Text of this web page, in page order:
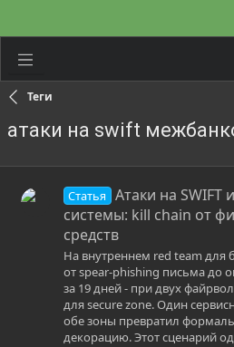
Теги
атаки на swift
Статья
Атаки на SWIFT
системы: kill chain от
средств
На внутреннем red team для
от spear-phishing письма до
за 19 дней - при двух
для secure zone. Один
обе зоны превратил
декорацию. Этот сценарий